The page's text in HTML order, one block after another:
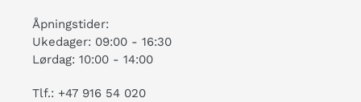
Åpningstider:
Ukedager: 09:00 - 16:30
Lørdag: 10:00 - 14:00
Tlf.: +47 916 54 020